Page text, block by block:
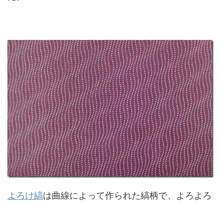
よろけ縞は曲線によって作られた縞柄で、よろよろ